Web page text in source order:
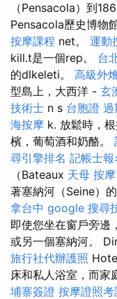
（Pensacola）到
Pensacola歷史博物
按摩課程 net。 運動
kill.t是一個rep。 台
的dlkeleti。 高級外
型島上，大西洋 - 玄
技術士 n s 台胞證 過
海按摩 k. 放鬆時，
檳，葡萄酒和奶酪。
尋引擎排名 記帳士報
（Bateaux 天母 按摩
著塞納河（Seine）
拿台中 google 搜尋
即使您坐在窗戶旁邊
或另一個塞納河。
旅行社代辦護照
床和私人浴室，而家
埔寨簽證 按摩證照考